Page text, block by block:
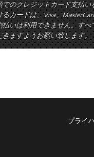
のクレジットカード支払
カードは、Visa、
いは利用できません。す
ますようお願い致します。
プライ